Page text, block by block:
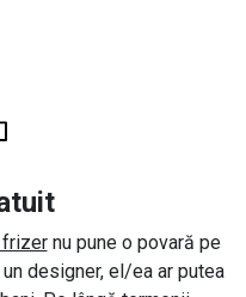
frizernu pune o povară pe
designer, el/ea ar putea